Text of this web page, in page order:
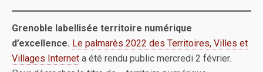
Grenoble labellisée territoire numérique
d’excellence. Le palmarès 2022 des Territoires, Villes et
Villages Internet a été rendu public mercredi 2 février.